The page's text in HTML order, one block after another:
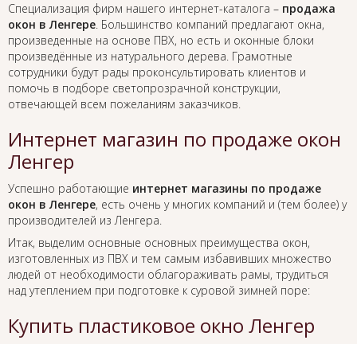
Специализация фирм нашего интернет-каталога – продажа
окон в Ленгере. Большинство компаний предлагают окна,
произведенные на основе ПВХ, но есть и оконные блоки
произведённые из натурального дерева. Грамотные
сотрудники будут рады проконсультировать клиентов и
помочь в подборе светопрозрачной конструкции,
отвечающей всем пожеланиям заказчиков.
Интернет магазин по продаже окон
Ленгер
Успешно работающие интернет магазины по продаже
окон в Ленгере, есть очень у многих компаний и (тем более) у
производителей из Ленгера.
Итак, выделим основные основных преимущества окон,
изготовленных из ПВХ и тем самым избавивших множество
людей от необходимости облагораживать рамы, трудиться
над утеплением при подготовке к суровой зимней поре:
Купить пластиковое окно Ленгер